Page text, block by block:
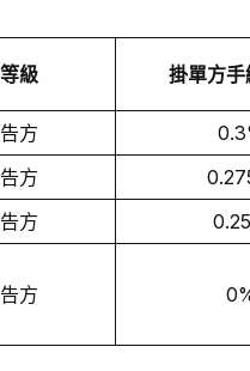
級 掛單方
方
方
方
方